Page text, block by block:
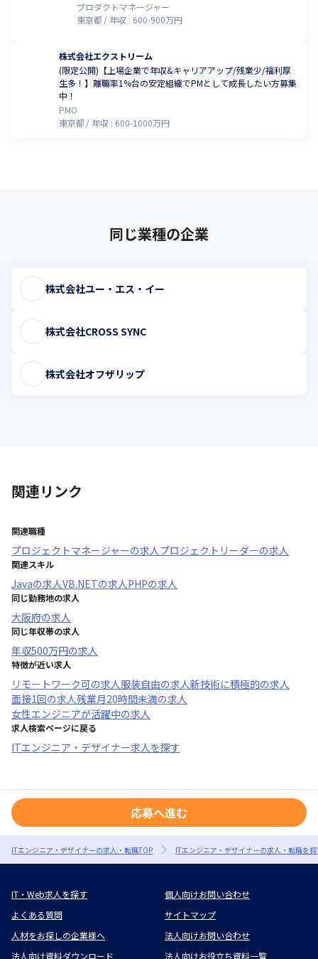
プロダクトマネージャー
東京都
年収 : 600-900万円
株式会社エクストリーム
(限定公開)【上場企業で年収&キャリアアップ/残業少/福利厚
生多！】離職率1%台の安定組織でPMとして成長したい方募集
中！
PMO
東京都
年収 : 600-1000万円
同じ業種の企業
株式会社ユー・エス・イー
株式会社CROSS SYNC
株式会社オフザリップ
関連リンク
関連職種
プロジェクトマネージャーの求人プロジェクトリーダーの求人
関連スキル
Javaの求人VB.NETの求人PHPの求人
同じ勤務地の求人
大阪府の求人
同じ年収帯の求人
年収500万円の求人
特徴が近い求人
リモートワーク可の求人服装自由の求人新技術に積極的の求人
面接1回の求人残業月20時間未満の求人
女性エンジニアが活躍中の求人
求人検索ページに戻る
ITエンジニア・デザイナー求人を探す
応募へ進む
ITエンジニア・デザイナーの求人・転職TOP ITエンジニア・デザイナーの求人・転職を
IT・Web求人を探す
個人向けお問い合わせ
よくある質問
サイトマップ
人材をお探しの企業様へ
法人向けお問い合わせ
法人向け資料ダウンロード
法人向けお役立ち資料一覧